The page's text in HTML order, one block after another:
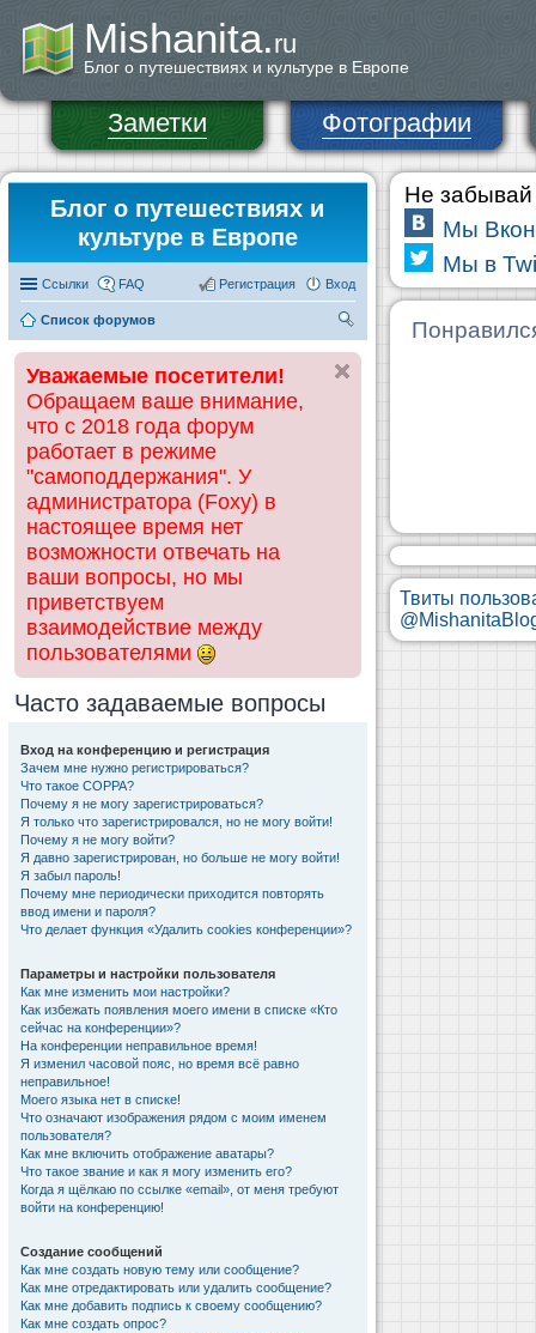
Mishanita.ru
Блог о путешествиях и культуре в Европе
Заметки Фотографии
Блог о путешествиях и
культуре в Европе
Ссылки FAQ Вход
Регистрация
Список форумов
ск
Уважаемые посетители!
Обращаем ваше внимание,
что с 2018 года форум
работает в режиме
"самоподдержания". У
администратора (Foxy) в
настоящее время нет
возможности отвечать на
ваши вопросы, но мы
приветствуем
взаимодействие между
пользователями
Часто задаваемые вопросы
Вход на конференцию и регистрация
Зачем мне нужно регистрироваться?
Что такое COPPA?
Почему я не могу зарегистрироваться?
Я только что зарегистрировался, но не могу войти!
Почему я не могу войти?
Я давно зарегистрирован, но больше не могу войти!
Я забыл пароль!
Почему мне периодически приходится повторять
ввод имени и пароля?
Что делает функция «Удалить cookies конференции»?
Параметры и настройки пользователя
Как мне изменить мои настройки?
Как избежать появления моего имени в списке «Кто
сейчас на конференции»?
На конференции неправильное время!
Я изменил часовой пояс, но время всё равно
неправильное!
Моего языка нет в списке!
Что означают изображения рядом с моим именем
пользователя?
Как мне включить отображение аватары?
Что такое звание и как я могу изменить его?
Когда я щёлкаю по ссылке «email», от меня требуют
войти на конференцию!
Создание сообщений
Как мне создать новую тему или сообщение?
Как мне отредактировать или удалить сообщение?
Как мне добавить подпись к своему сообщению?
Как мне создать опрос?
Не забывай
Мы
Мы в
Твиты